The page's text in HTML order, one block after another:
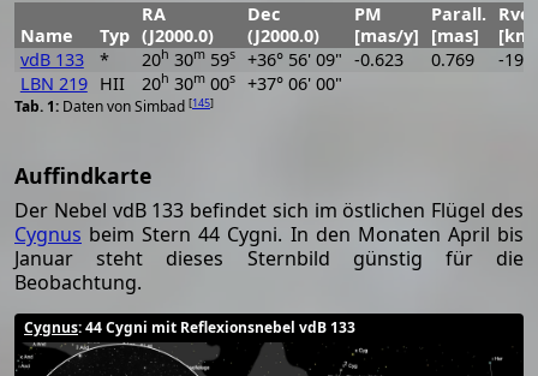
Daten von Simbad [145]
Name Typ
RA
(J2000.0)
Dec
(J2000.0)
PM
[mas/y]
Parall.
[mas]
Rvel
vdB 133
* 20h 30m59s +36° 56' 09" -0.623 0.769
-
LBN 219 HII 20h 30m00s +37° 06' 00"
Auffindkarte
Der Nebel vdB 133 befindet sich im östlichen Flügel des
Cygnus beim Stern 44 Cygni. In den Monaten April bis
Januar steht dieses Sternbild günstig für die
Beobachtung.
Cygnus: 44 Cygni mit Reflexionsnebel vdB 133